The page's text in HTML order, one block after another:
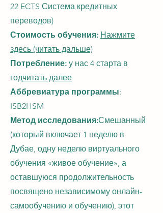
22 ECTS Система кредитных
переводов)
Стоимость обучения: Нажмите
здесь (читать дальше)
Потребление: у нас 4 старта в
годчитать далее
Аббревиатура программы:
ISB2HSM
Метод исследования:Смешанный
(который включает 1 неделю в
Дубае, одну неделю виртуального
обучения «живое обучение», а
оставшуюся продолжительность
посвящено независимому онлайн-
самообучению и обучению), этот